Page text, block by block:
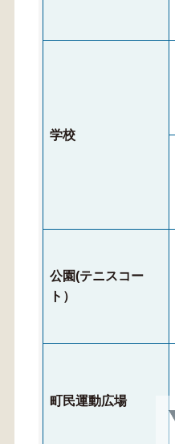
学校
公園(テニスコー
ト）
町民運動広場